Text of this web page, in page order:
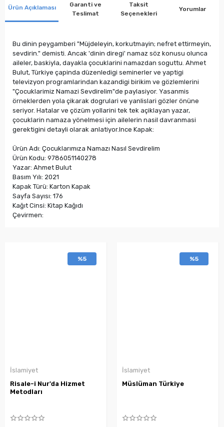
Ürün Açıklaması
Garanti ve
Teslimat
Taksit
Seçenekleri
Yorumlar
Bu dinin peygamberi "Müjdeleyin, korkutmayin; nefret ettirmeyin,
sevdirin." demisti. Ancak 'dinin diregi' namaz söz konusu olunca
aileler, baskiyla, dayakla çocuklarini namazdan soguttu. Ahmet
Bulut, Türkiye çapinda düzenledigi seminerler ve yaptigi
televizyon programlarindan kazandigi birikim ve gözlemlerini
"Çocuklarimiz Namazi Sevdirelim"de paylasiyor. Yasanmis
örneklerden yola çikarak dogrulari ve yanlislari gözler önüne
seriyor. Hatalar ve çözüm yollarini tek tek açiklayan yazar,
çocuklarin namaza yönelmesi için ailelerin nasil davranmasi
gerektigini detayli olarak anlatiyor.Ince Kapak:
Ürün Adı: Çocuklarımıza Namazı Nasıl Sevdirelim
Ürün Kodu: 9786051140278
Yazar: Ahmet Bulut
Basım Yılı: 2021
Kapak Türü: Karton Kapak
Sayfa Sayısı: 176
Kağıt Cinsi: Kitap Kağıdı
Çevirmen:
%5
İslamiyet
Risale-i Nur'da Hizmet
Metodları
%5
İslamiyet
Müslüman Türkiye